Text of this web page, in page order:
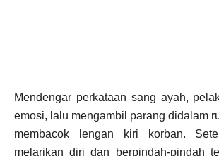
Mendengar perkataan sang ayah,
emosi, lalu mengambil parang didalam
membacok lengan kiri korban.
melarikan diri dan berpindah-pindah